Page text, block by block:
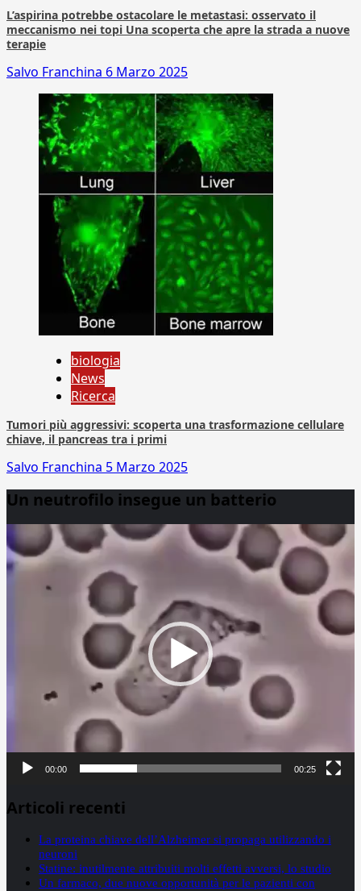
L’aspirina potrebbe ostacolare le metastasi: osservato il
meccanismo nei topi Una scoperta che apre la strada a nuove
terapie
Salvo Franchina 6 Marzo 2025
biologia
News
Ricerca
Tumori più aggressivi: scoperta una trasformazione cellulare
chiave, il pancreas tra i primi
Salvo Franchina 5 Marzo 2025
Un neutrofilo insegue un batterio
Player
00:00 00:25
Articoli recenti
La proteina chiave dell’Alzheimer si propaga utilizzando i
neuroni
Statine: inutilmente attribuiti molti effetti avversi, lo studio
Un farmaco, due nuove opportunità per le pazienti con